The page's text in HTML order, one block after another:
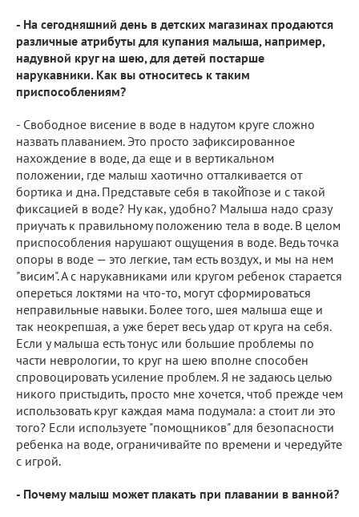
- На сегодняшний день в детских магазинах продаются
различные атрибуты для купания малыша, например,
надувной круг на шею, для детей постарше
нарукавники. Как вы относитесь к таким
приспособлениям?
- Свободное висение в воде в надутом круге сложно
назвать плаванием. Это просто зафиксированное
нахождение в воде, да еще и в вертикальном
положении, где малыш хаотично отталкивается от
бортика и дна. Представьте себя в такой̆позе и с такой
фиксацией в воде? Ну как, удобно? Малыша надо сразу
приучать к правильному положению тела в воде. В целом
приспособления нарушают ощущения в воде. Ведь точка
опоры в воде — это легкие, там есть воздух, и мы на нем
"висим". А с нарукавниками или кругом ребенок старается
опереться локтями на что-то, могут сформироваться
неправильные навыки. Более того, шея малыша еще и
так неокрепшая, а уже берет весь удар от круга на себя.
Если у малыша есть тонус или большие проблемы по
части неврологии, то круг на шею вполне способен
спровоцировать усиление проблем. Я не задаюсь целью
никого пристыдить, просто мне хочется, чтоб прежде чем
использовать круг каждая мама подумала: а стоит ли это
того? Если используете "помощников" для безопасности
ребенка на воде, ограничивайте по времени и чередуйте
с игрой.
- Почему малыш может плакать при плавании в ванной?